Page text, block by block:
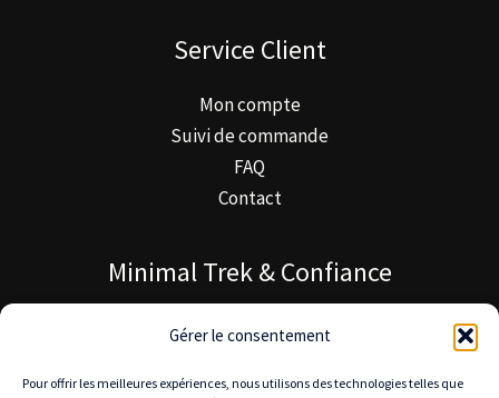
Gérer le consentement
Pour offrir les meilleures expériences, nous utilisons des technologies telles que
Service Client
Mon compte
Suivi de commande
FAQ
Contact
Minimal Trek & Confiance
À propos de Minimal Trek
Notre mission